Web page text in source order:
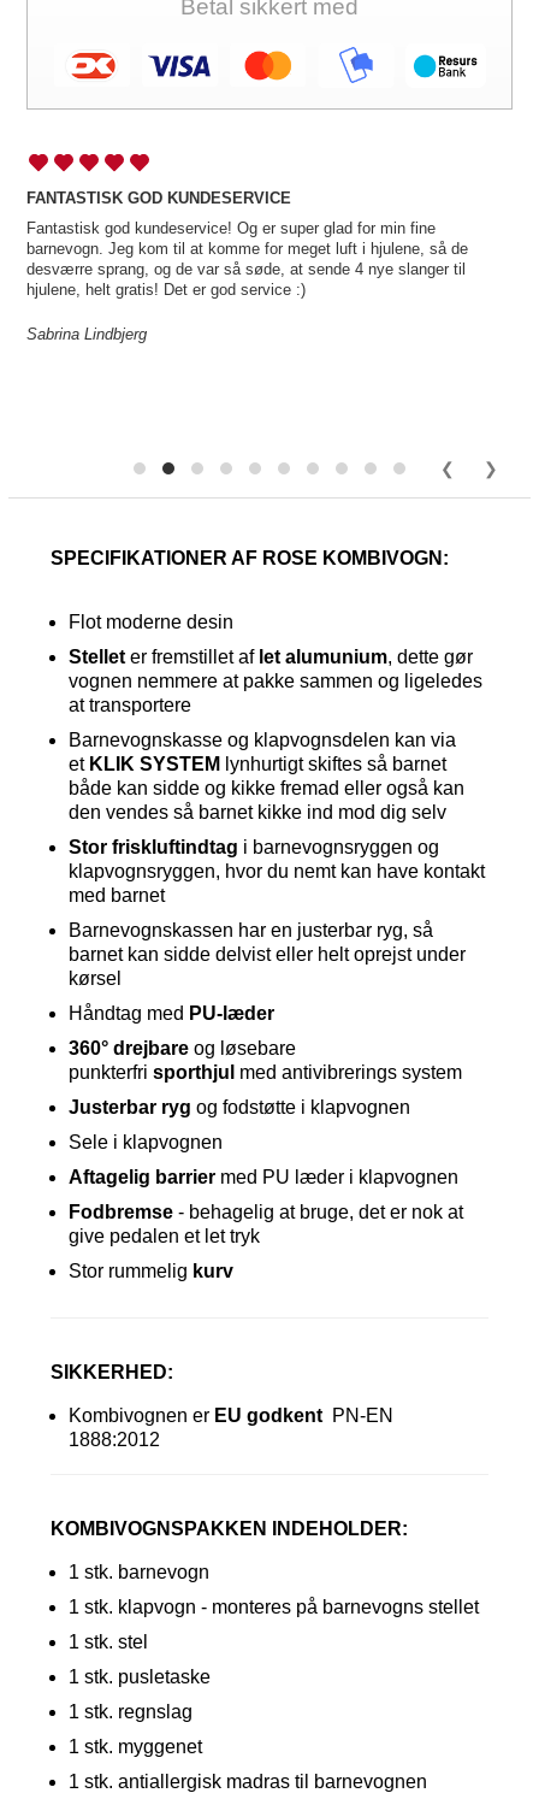
Betal sikkert med
FANTASTISK GOD KUNDESERVICE
Fantastisk god kundeservice! Og er super glad for min fine
barnevogn. Jeg kom til at komme for meget luft i hjulene, så de
desværre sprang, og de var så søde, at sende 4 nye slanger til
hjulene, helt gratis! Det er god service :)
Sabrina Lindbjerg
SPECIFIKATIONER AF ROSE KOMBIVOGN:
Flot moderne desin
Stellet er fremstillet af let alumunium, dette gør
vognen nemmere at pakke sammen og ligeledes
at transportere
Barnevognskasse og klapvognsdelen kan via
et KLIK SYSTEM lynhurtigt skiftes så barnet
både kan sidde og kikke fremad eller også kan
den vendes så barnet kikke ind mod dig selv
Stor friskluftindtag i barnevognsryggen og
klapvognsryggen, hvor du nemt kan have kontakt
med barnet
Barnevognskassen har en justerbar ryg, så
barnet kan sidde delvist eller helt oprejst under
kørsel
Håndtag med PU-læder
360° drejbare og løsebare
punkterfrisporthjul med antivibrerings system
Justerbar ryg og fodstøtte i klapvognen
Sele i klapvognen
Aftagelig barrier med PU læder i klapvognen
Fodbremse - behagelig at bruge, det er nok at
give pedalen et let tryk
Stor rummelig kurv
SIKKERHED:
Kombivognener EU godkent PN-EN
1888:2012
KOMBIVOGNSPAKKEN INDEHOLDER:
1 stk. barnevogn
1 stk. klapvogn - monteres på barnevogns stellet
1 stk. stel
1 stk. pusletaske
1 stk. regnslag
1 stk. myggenet
1 stk. antiallergisk madras til barnevognen